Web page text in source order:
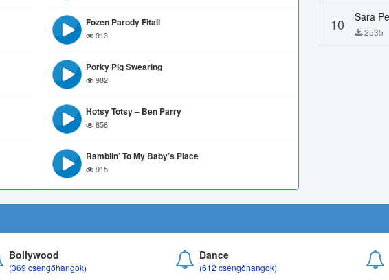
Fozen Parody Fitall
913
Porky Pig Swearing
982
Hotsy Totsy – Ben Parry
856
Ramblin’ To My Baby’s Place
915
10 2535
Bollywood
(369 csengőhangok)
Dance
(612 csengőhangok)